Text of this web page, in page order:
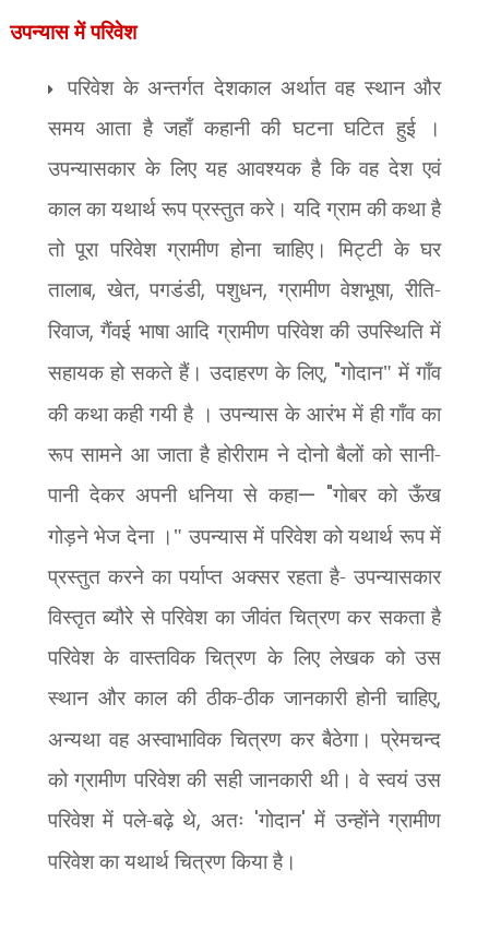
उपन्यास में परिवेश
परिवेश के अन्तर्गत देशकाल अर्थात वह स्थान और
समय आता है जहाँ कहानी की घटना घटित हुई ।
उपन्यासकार के लिए यह आवश्यक है कि वह देश एवं
काल का यथार्थ रूप प्रस्तुत करे। यदि ग्राम की कथा है
तो पूरा परिवेश ग्रामीण होना चाहिए। मिट्टी के घर
तालाब, खेत,पगडंडी,पशुधन, ग्रामीण वेशभूषा,रीति-
रिवाज,गैंवई भाषा आदि ग्रामीण परिवेश की उपस्थिति में
सहायक हो सकते हैं। उदाहरण के लिए, "गोदान" में गाँव
की कथा कही गयी है । उपन्यास के आरंभ में ही गाँव का
रूप सामने आ जाता है होरीराम ने दोनो बैलों को सानी-
पानी देकर अपनी धनिया से कहा— "गोबर को ऊँख
गोड़ने भेज देना ।" उपन्यास में परिवेश को यथार्थ रूप में
प्रस्तुत करने का पर्याप्त अक्सर रहता है- उपन्यासकार
विस्तृत ब्यौरे से परिवेश का जीवंत चित्रण कर सकता है
परिवेश के वास्तविक चित्रण के लिए लेखक को उस
स्थान और काल की ठीक-ठीक जानकारी होनी चाहिए,
अन्यथा वह अस्वाभाविक चित्रण कर बैठेगा। प्रेमचन्द
को ग्रामीण परिवेश की सही जानकारी थी। वे स्वयं उस
परिवेश में पले-बढ़े थे, अतः 'गोदान'में उन्होंने ग्रामीण
परिवेश का यथार्थ चित्रण किया है।